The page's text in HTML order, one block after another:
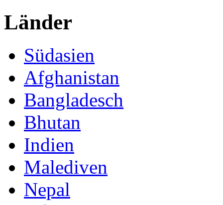
Länder
Südasien
Afghanistan
Bangladesch
Bhutan
Indien
Malediven
Nepal